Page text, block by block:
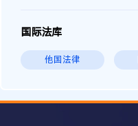
国际法库
他国法律